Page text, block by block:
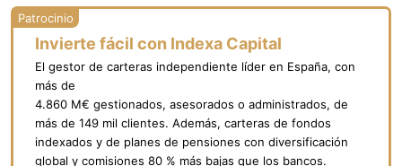
Invierte fácil con Indexa Capital
El gestor de carteras independiente líder en España, con
más de
4.860 M€ gestionados, asesorados o administrados, de
más de 149 mil clientes. Además, carteras de fondos
indexados y de planes de pensiones con diversificación
global y comisiones 80 % más bajas que los bancos.